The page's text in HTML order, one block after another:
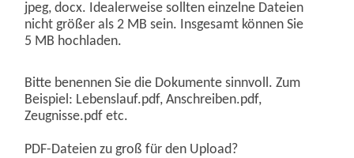
jpeg, docx. Idealerweise sollten einzelne Dateien
nicht größer als 2 MB sein. Insgesamt können Sie
5 MB hochladen.
Bitte benennen Sie die Dokumente sinnvoll. Zum
Beispiel: Lebenslauf.pdf, Anschreiben.pdf,
Zeugnisse.pdf etc.
PDF-Dateien zu groß für den Upload?